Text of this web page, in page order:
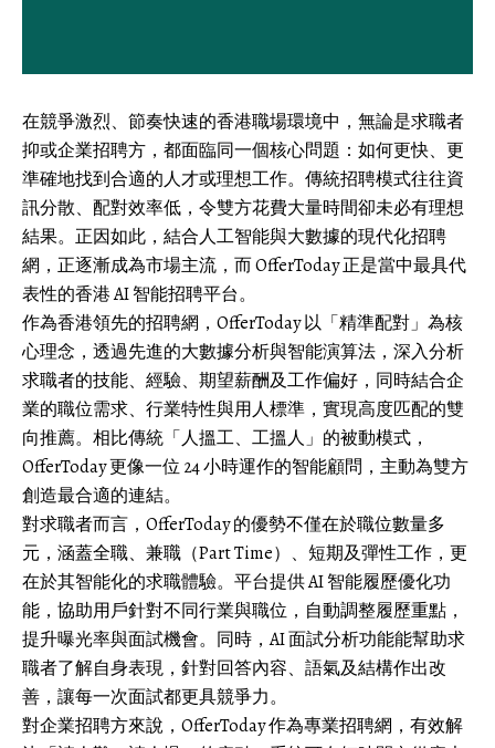
在競爭激烈、節奏快速的香港職場環境中，無論是求職者
抑或企業招聘方，都面臨同一個核心問題：如何更快、更
準確地找到合適的人才或理想工作。傳統招聘模式往往資
訊分散、配對效率低，令雙方花費大量時間卻未必有理想
結果。正因如此，結合人工智能與大數據的現代化招聘
網 ，正逐漸成為市場主流，而 OfferToday 正是當中最具代
表性的香港 AI 智能招聘平台。
作為香港領先的招聘網，OfferToday 以「精準配對」為核
心理念，透過先進的大數據分析與智能演算法，深入分析
求職者的技能、經驗、期望薪酬及工作偏好，同時結合企
業的職位需求、行業特性與用人標準，實現高度匹配的雙
向推薦。相比傳統「人搵工、工搵人」的被動模式，
OfferToday 更像一位 24 小時運作的智能顧問，主動為雙方
創造最合適的連結。
對求職者而言，OfferToday 的優勢不僅在於職位數量多
元，涵蓋全職、兼職（Part Time）、短期及彈性工作，更
在於其智能化的求職體驗。平台提供 AI 智能履歷優化功
能，協助用戶針對不同行業與職位，自動調整履歷重點，
提升曝光率與面試機會。同時，AI 面試分析功能能幫助求
職者了解自身表現，針對回答內容、語氣及結構作出改
善，讓每一次面試都更具競爭力。
對企業招聘方來說，OfferToday 作為專業招聘網，有效解